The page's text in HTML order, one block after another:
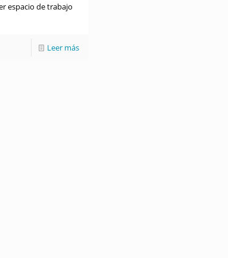
espacio de trabajo
Leer más